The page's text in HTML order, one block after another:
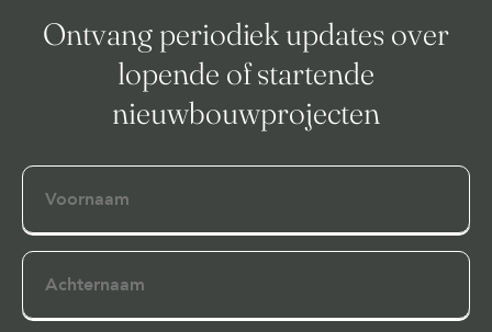
Ontvang periodiek updates over
lopende of startende
nieuwbouwprojecten
Voornaam
Achternaam